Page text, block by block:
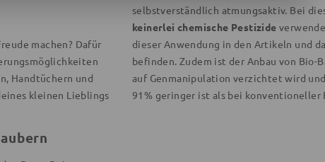
machen? Dafür
Handtüchern und
kleinen Lieblings
selbstverständlich atmungsaktiv. Bei
keinerlei chemische Pestizide
dieser Anwendung in den Artikeln und
befinden. Zudem ist der Anbau von
auf Genmanipulation verzichtet wird
91% geringer ist als bei konventioneller